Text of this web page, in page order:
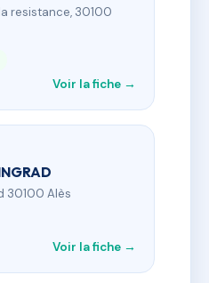
resistance, 30100
Voir la fiche →
30100 Alès
Voir la fiche →